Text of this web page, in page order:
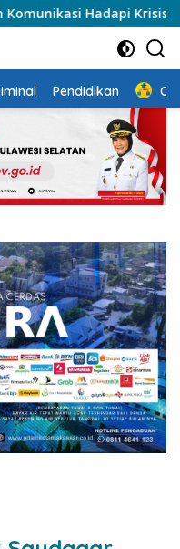
Hadapi Krisis
Pendidikan